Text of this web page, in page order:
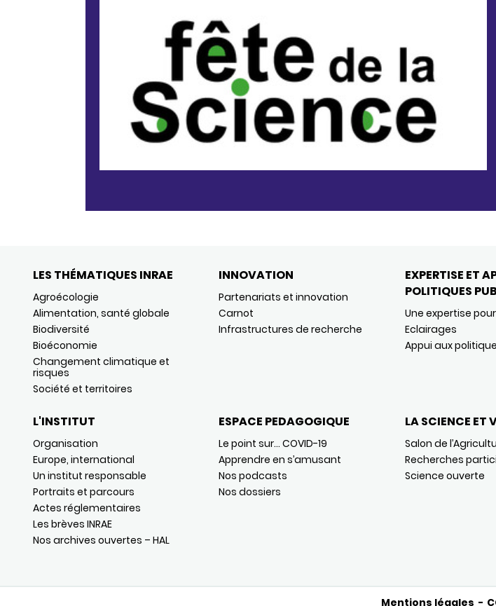
LES THÉMATIQUES INRAE
Agroécologie
Alimentation, santé globale
Biodiversité
Bioéconomie
Changement climatique et
risques
Société et territoires
INNOVATION
Partenariats et innovation
Carnot
Infrastructures de recherche
EXPERTISE ET
POLITIQUES
Une expertise
Eclairages
Appui aux
L'INSTITUT
Organisation
Europe, international
Un institut responsable
Portraits et parcours
Actes réglementaires
Les brèves INRAE
Nos archives ouvertes – HAL
ESPACE PEDAGOGIQUE
Le point sur… COVID-19
Apprendre en s’amusant
Nos podcasts
Nos dossiers
LA SCIENCE ET
Salon de
Recherches
Science ouverte
Mentions légales